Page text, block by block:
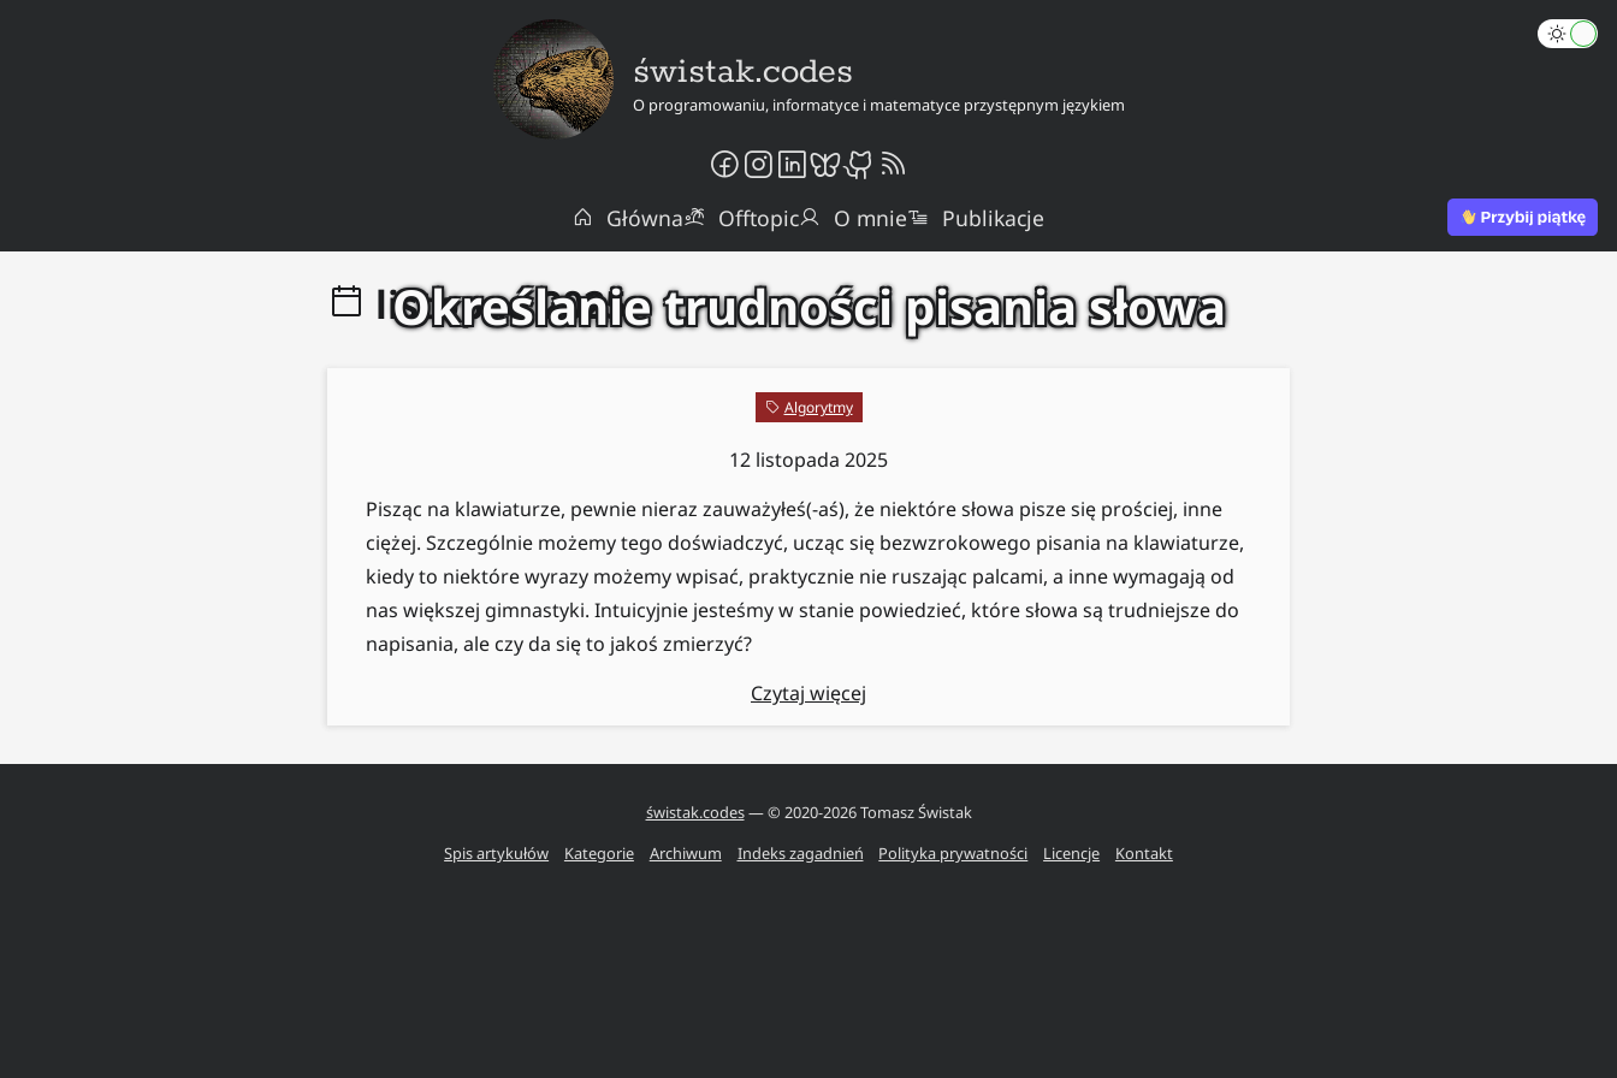
świstak.codes
O programowaniu, informatyce i matematyce przystępnym językiem
Główna Offtopic O mnie Publikacje
listopad 2025
Określanie trudności pisania słowa
Algorytmy
12 listopada 2025
Pisząc na klawiaturze, pewnie nieraz zauważyłeś(-aś), że niektóre słowa pisze się prościej, inne
ciężej. Szczególnie możemy tego doświadczyć, ucząc się bezwzrokowego pisania na klawiaturze,
kiedy to niektóre wyrazy możemy wpisać, praktycznie nie ruszając palcami, a inne wymagają od
nas większej gimnastyki. Intuicyjnie jesteśmy w stanie powiedzieć, które słowa są trudniejsze do
napisania, ale czy da się to jakoś zmierzyć?
Czytaj więcej
świstak.codes— © 2020-2026Tomasz Świstak
Spis artykułów
Kategorie Archiwum Indeks zagadnień Polityka prywatności Licencje Kontakt